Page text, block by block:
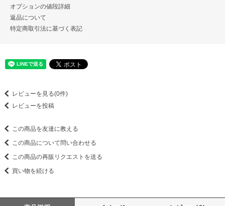
オプションの値段詳細
返品について
特定商取引法に基づく表記
レビューを見る(0件)
レビューを投稿
この商品を友達に教える
この商品について問い合わせる
この商品の再販リクエストを送る
買い物を続ける